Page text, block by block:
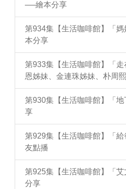
──繪本分享
第934集【生活咖啡館】「
本分享
第933集【生活咖啡館】「
恩姊妹、金連珠姊妹、朴周
第930集【生活咖啡館】「
享
第929集【生活咖啡館】「
友點播
第925集【生活咖啡館】「
分享